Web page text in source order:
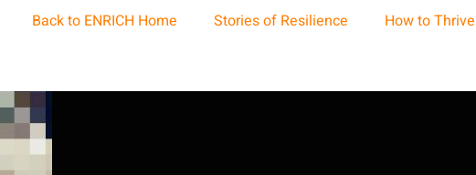
Back to ENRICH Home Stories of Resilience How to Thrive